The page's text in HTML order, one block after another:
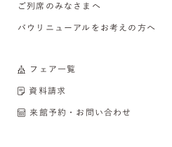
ご列席のみなさまへ
バウリニューアルをお考えの方へ
フェア一覧
資料請求
来館予約・お問い合わせ